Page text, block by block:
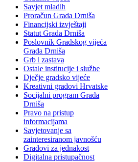
Savjet mladih
Proračun Grada Drniša
Financijski izvještaji
Statut Grada Drniša
Poslovnik Gradskog vijeća
Grada Drniša
Grb i zastava
Ostale institucije i službe
Dječje gradsko vijeće
Kreativni gradovi Hrvatske
Socijalni program Grada
Drniša
Pravo na pristup
informacijama
Savjetovanje sa
zainteresiranom javnošću
Gradovi za jednakost
Digitalna pristupačnost